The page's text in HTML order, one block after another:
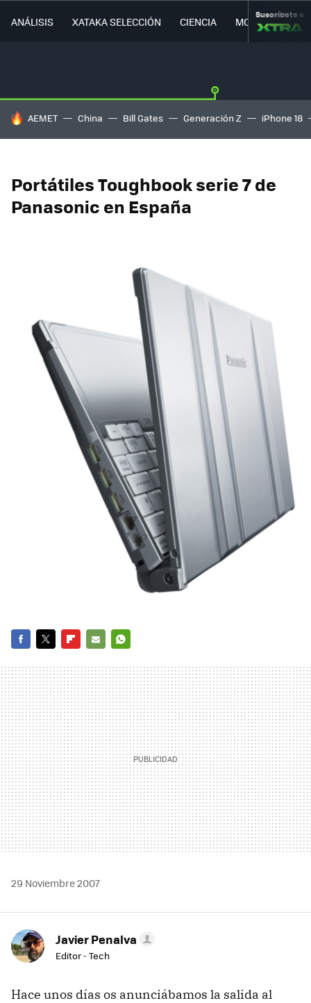
ANÁLISIS XATAKA SELECCIÓN CIENCIA MOVILIDAD
Suscríbete a
HOY SE HABLA DE
AEMET China Bill Gates Generación Z iPhone 18
Portátiles Toughbook serie 7 de
Panasonic en España
MAIL
29 Noviembre 2007
Javier Penalva
Editor - Tech
Hace unos días os anunciábamos la salida al